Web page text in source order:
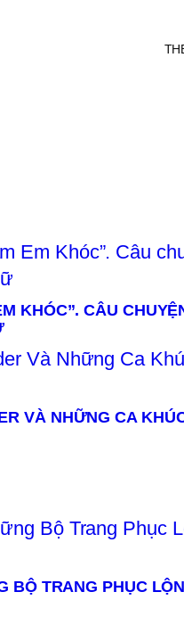
KHÓC”. CÂU
VÀ NHỮNG CA
BỘ TRANG PHỤC